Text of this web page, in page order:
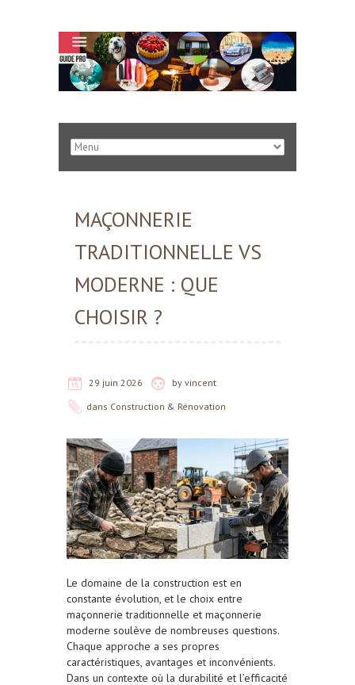
MAÇONNERIE
TRADITIONNELLE VS
MODERNE : QUE
CHOISIR ?
29 juin 2026 by vincent
dans Construction & Rénovation
Le domaine de la construction est en
constante évolution, et le choix entre
maçonnerie traditionnelle et maçonnerie
moderne soulève de nombreuses questions.
Chaque approche a ses propres
caractéristiques, avantages et inconvénients.
Dans un contexte où la durabilité et l’efficacité